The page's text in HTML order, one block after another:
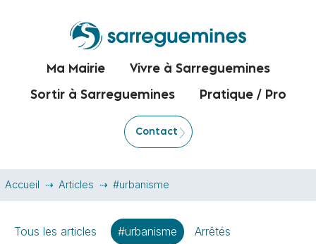
Ma Mairie Vivre à Sarreguemines
Sortir à Sarreguemines Pratique / Pro
Contact
Accueil Articles #urbanisme
Tous les articles #urbanisme Arrêtés